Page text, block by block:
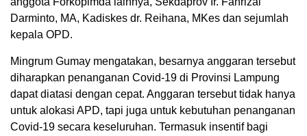
Darminto, MA, Kadiskes dr. Reihana, MKes dan sejumlah
kepala OPD.
Mingrum Gumay mengatakan, besarnya anggaran tersebut
diharapkan penanganan Covid-19 di Provinsi Lampung
dapat diatasi dengan cepat. Anggaran tersebut tidak hanya
untuk alokasi APD, tapi juga untuk kebutuhan penanganan
Covid-19 secara keseluruhan. Termasuk insentif bagi